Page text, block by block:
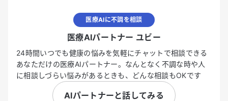
医療AIに不調を相談
医療AIパートナー ユビー
24時間いつでも健康の悩みを気軽にチャットで相談できる
あなただけの医療AIパートナー。なんとなく不調な時や人
に相談しづらい悩みがあるときも、どんな相談もOKです
AIパートナーと話してみる